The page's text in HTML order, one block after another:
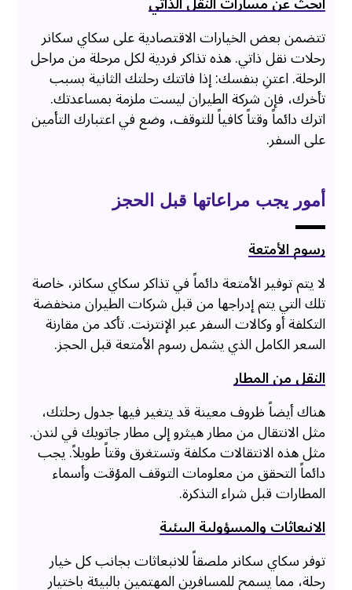
تتضمن بعض الخيارات الاقتصادية على سكاي سكانر
رحلات نقل ذاتي. هذه تذاكر فردية لكل مرحلة من مراحل
الرحلة. اعتنِ بنفسك: إذا فاتتك رحلتك الثانية بسبب
تأخرك، فإن شركة الطيران ليست ملزمة بمساعدتك.
اترك دائماً وقتاً كافياً للتوقف، وضع في اعتبارك التأمين
على السفر.
أمور يجب مراعاتها قبل الحجز
رسوم الأمتعة
لا يتم توفير الأمتعة دائماً في تذاكر سكاي سكانر، خاصة
تلك التي يتم إدراجها من قبل شركات الطيران منخفضة
التكلفة أو وكالات السفر عبر الإنترنت. تأكد من مقارنة
السعر الكامل الذي يشمل رسوم الأمتعة قبل الحجز.
النقل من المطار
هناك أيضاً ظروف معينة قد يتغير فيها جدول رحلتك،
مثل الانتقال من مطار هيثرو إلى مطار جاتويك في لندن.
مثل هذه الانتقالات مكلفة وتستغرق وقتاً طويلاً. يجب
دائماً التحقق من معلومات التوقف المؤقت وأسماء
المطارات قبل شراء التذكرة.
الانبعاثات والمسؤولية البيئية
توفر سكاي سكانر ملصقاً للانبعاثات بجانب كل خيار
رحلة، مما يسمح للمسافرين المهتمين بالبيئة باختيار